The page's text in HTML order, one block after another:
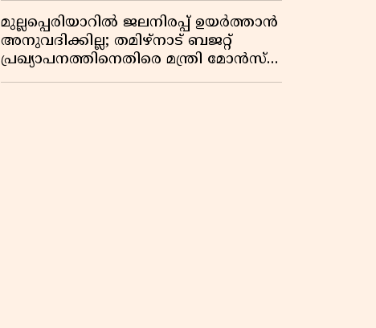
മുല്ലപ്പെരിയാറിൽ ജലനിരപ്പ് ഉയർത്താൻ
അനുവദിക്കില്ല; തമിഴ്നാട് ബജറ്റ്
പ്രഖ്യാപനത്തിനെതിരെ മന്ത്രി മോൻസ്
ജോസഫ്